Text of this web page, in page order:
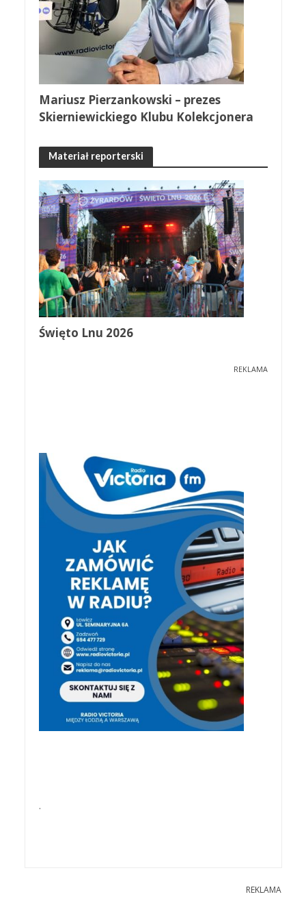
Mariusz Pierzankowski – prezes
Skierniewickiego Klubu Kolekcjonera
Materiał reporterski
Święto Lnu 2026
REKLAMA
.
REKLAMA